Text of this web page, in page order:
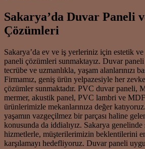
Sakarya’da Duvar Paneli
Çözümleri
Sakarya’da ev ve iş yerleriniz için estetik
paneli çözümleri sunmaktayız. Duvar
tecrübe ve uzmanlıkla, yaşam alanlarınızı
Firmamız, geniş ürün yelpazesiyle her
çözümler sunmaktadır. PVC duvar paneli,
mermer, akustik panel, PVC lambri ve
ürünlerimizle mekanlarınıza değer
yaşamın vazgeçilmez bir parçası haline
konusunda da iddialıyız. Sakarya
hizmetlerle, müşterilerimizin beklentilerini
karşılamayı hedefliyoruz. Duvar paneli